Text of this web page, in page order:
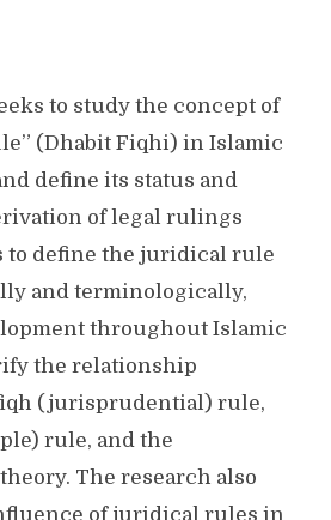
to study the concept of
(Dhabit Fiqhi) in Islamic
define its status and
of legal rulings
to define the juridical rule
and terminologically,
throughout Islamic
the relationship
(jurisprudential) rule,
rule, and the
The research also
of juridical rules in